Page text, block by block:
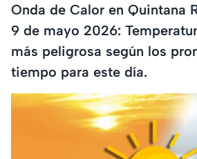
Onda de Calor en Quintana
9 de mayo 2026:
más peligrosa según los
tiempo para este día.